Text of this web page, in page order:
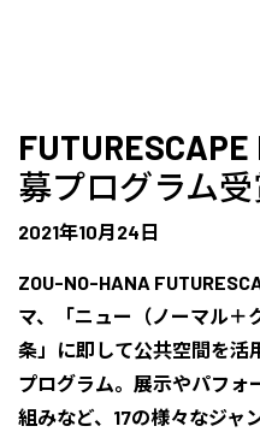
募プログラム
2021年10月24日
ZOU-NO-HANA
マ、「ニュー（ノーマル＋
条」に即して公共空間を活
プログラム。展示やパフォ
組みなど、17の様々なジャ